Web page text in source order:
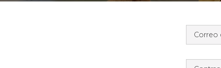
Correo